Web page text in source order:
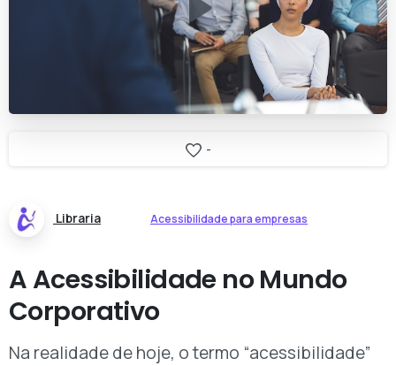
-
Libraria Acessibilidade para empresas
A Acessibilidade no Mundo
Corporativo
Na realidade de hoje, o termo “acessibilidade”